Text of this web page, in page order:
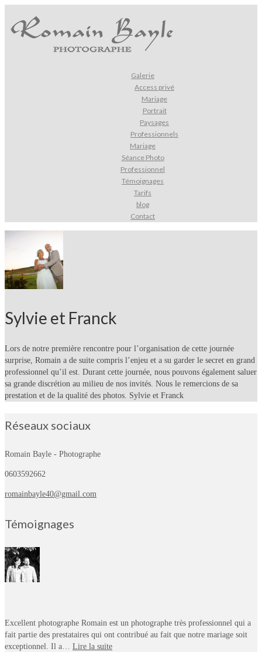
Galerie
Access privé
Mariage
Portrait
Paysages
Professionnels
Mariage
Séance Photo
Professionnel
Témoignages
Tarifs
blog
Contact
Sylvie et Franck
Lors de notre première rencontre pour l’organisation de cette journée
surprise, Romain a de suite compris l’enjeu et a su garder le secret en grand
professionnel qu’il est. Durant cette journée, nous pouvons également saluer
sa grande discrétion au milieu de nos invités. Nous le remercions de sa
prestation et de la qualité des photos. Sylvie et Franck
Réseaux sociaux
Romain Bayle - Photographe
0603592662
romainbayle40@gmail.com
Témoignages
Excellent photographe Romain est un photographe très professionnel qui a
fait partie des prestataires qui ont contribué au fait que notre mariage soit
exceptionnel. Il a… Lire la suite